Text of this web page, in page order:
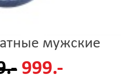
мужские
999.-